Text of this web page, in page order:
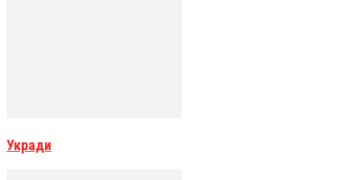
Укради